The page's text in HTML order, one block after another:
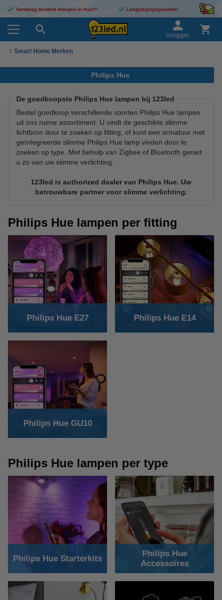
Vandaag besteld morgen in huis!* Laagsteprijsgarantie!
Inloggen
Smart Home Merken
Philips Hue
De goedkoopste Philips Hue lampen bij 123led
Bestel goedkoop verschillende soorten Philips Hue lampen
uit ons ruime assortiment. U vindt de geschikte slimme
lichtbron door te zoeken op fitting, of kunt een armatuur met
geïntegreerde slimme Philips Hue lamp vinden door te
zoeken op type. Met behulp van Zigbee of Bluetooth geniet
u zo van uw slimme verlichting.
123led is authorized dealer van Philips Hue. Uw
betrouwbare partner voor slimme verlichting.
Philips Hue lampen per fitting
Philips Hue E27 Philips Hue E14
Philips Hue GU10
Philips Hue lampen per type
Philips Hue Starterkits
Philips Hue
Accessoires